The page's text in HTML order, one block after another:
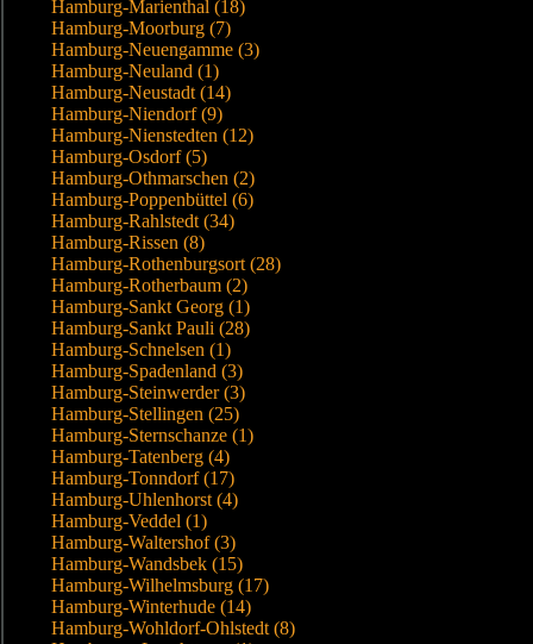
Hamburg-Marienthal (18)
Hamburg-Moorburg (7)
Hamburg-Neuengamme (3)
Hamburg-Neuland (1)
Hamburg-Neustadt (14)
Hamburg-Niendorf (9)
Hamburg-Nienstedten (12)
Hamburg-Osdorf (5)
Hamburg-Othmarschen (2)
Hamburg-Poppenbüttel (6)
Hamburg-Rahlstedt (34)
Hamburg-Rissen (8)
Hamburg-Rothenburgsort (28)
Hamburg-Rotherbaum (2)
Hamburg-Sankt Georg (1)
Hamburg-Sankt Pauli (28)
Hamburg-Schnelsen (1)
Hamburg-Spadenland (3)
Hamburg-Steinwerder (3)
Hamburg-Stellingen (25)
Hamburg-Sternschanze (1)
Hamburg-Tatenberg (4)
Hamburg-Tonndorf (17)
Hamburg-Uhlenhorst (4)
Hamburg-Veddel (1)
Hamburg-Waltershof (3)
Hamburg-Wandsbek (15)
Hamburg-Wilhelmsburg (17)
Hamburg-Winterhude (14)
Hamburg-Wohldorf-Ohlstedt (8)